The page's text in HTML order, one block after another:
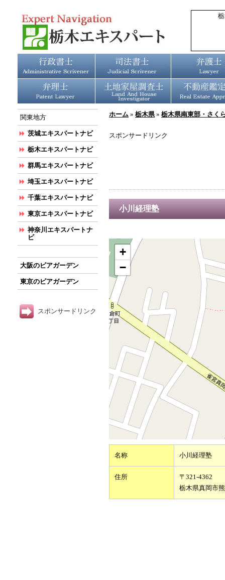
ホーム » 栃木県» 栃木県南東部・さく
スポンサードリンク
小川経理塾
+
−
名称 小川経理塾
住所
〒321-4362
栃木県真岡市
関東地方
茨城エキスパートナビ
栃木エキスパートナビ
群馬エキスパートナビ
埼玉エキスパートナビ
千葉エキスパートナビ
東京エキスパートナビ
神奈川エキスパートナ
ビ
大阪のビアガーデン
東京のビアガーデン
スポンサードリンク